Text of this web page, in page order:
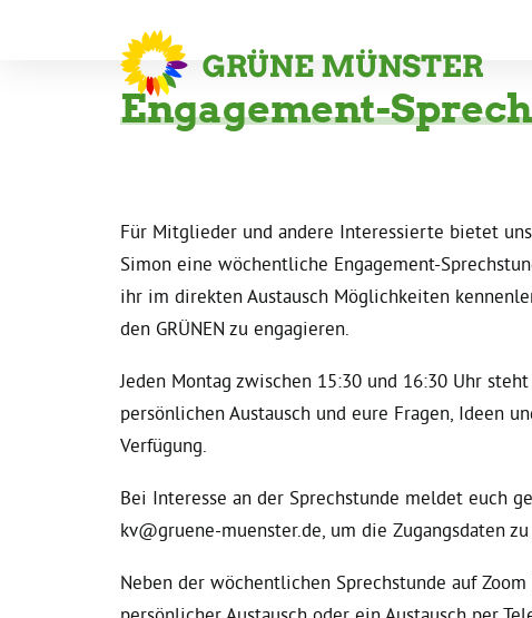
Engagement-
Für Mitglieder und andere Interessierte bietet
Simon eine wöchentliche Engagement-
ihr im direkten Austausch Möglichkeiten
den GRÜNEN zu engagieren.
Jeden Montag zwischen 15:30 und 16:30 Uhr
persönlichen Austausch und eure Fragen, Ideen
Verfügung.
Bei Interesse an der Sprechstunde meldet euch
kv@gruene-muenster.de, um die Zugangsdaten
Neben der wöchentlichen Sprechstunde auf